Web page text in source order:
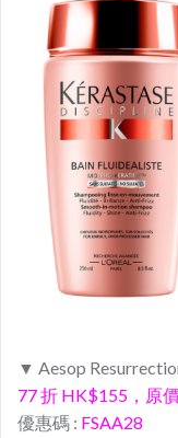
▼ Aesop
77 折 HK$155，原
優惠碼 : FSAA28